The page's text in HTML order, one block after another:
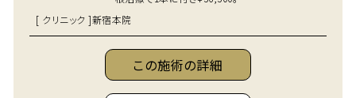
[ クリニック ]新宿本院
この施術の詳細